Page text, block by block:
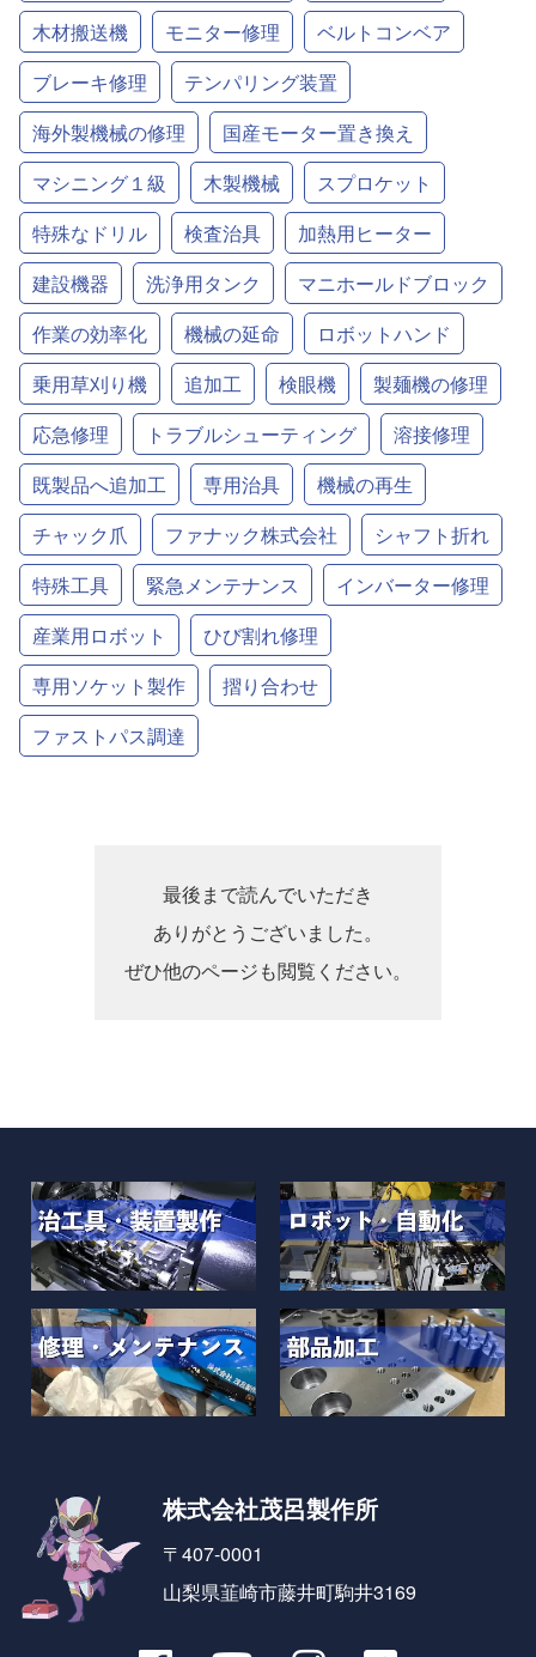
木材搬送機
モニター修理
ベルトコンベア
ブレーキ修理
テンパリング装置
海外製機械の修理
国産モーター置き換え
マシニング１級
木製機械
スプロケット
特殊なドリル
検査治具
加熱用ヒーター
建設機器
洗浄用タンク
マニホールドブロック
作業の効率化
機械の延命
ロボットハンド
乗用草刈り機
追加工 検眼機
製麺機の修理
応急修理
トラブルシューティング
溶接修理
既製品へ追加工
専用治具
機械の再生
チャック爪
ファナック株式会社
シャフト折れ
特殊工具
緊急メンテナンス
インバーター修理
産業用ロボット
ひび割れ修理
専用ソケット製作
摺り合わせ
ファストパス調達
最後まで読んでいただき
ありがとうございました。
ぜひ他のページも閲覧ください。
株式会社茂呂製作所
〒407-0001
山梨県韮崎市藤井町駒井3169